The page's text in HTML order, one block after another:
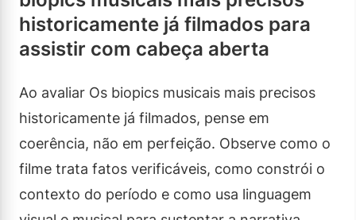
historicamente já filmados para
assistir com cabeça aberta
Ao avaliar Os biopics musicais mais precisos
historicamente já filmados, pense em
coerência, não em perfeição. Observe como o
filme trata fatos verificáveis, como constrói o
contexto do período e como usa linguagem